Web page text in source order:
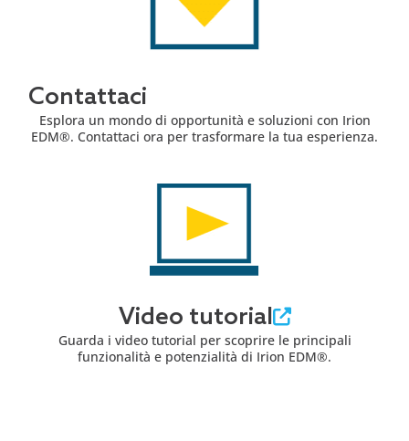
Contattaci
Esplora un mondo di opportunità e soluzioni con Irion
EDM®. Contattaci ora per trasformare la tua esperienza.
Video tutorial
Guarda i video tutorial per scoprire le principali
funzionalità e potenzialità di Irion EDM®.